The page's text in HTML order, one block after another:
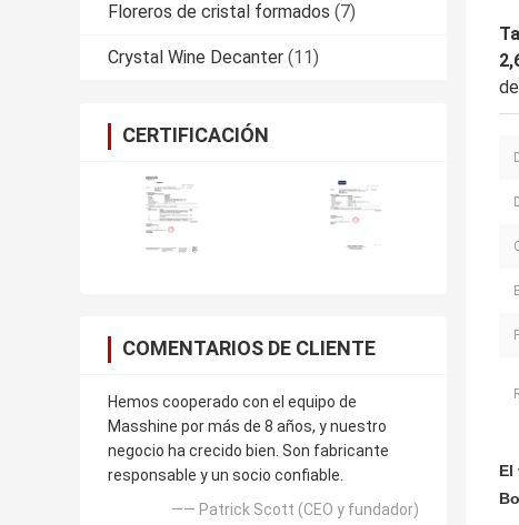
Floreros de cristal formados (7)
Crystal Wine Decanter (11)
CERTIFICACIÓN
COMENTARIOS DE CLIENTE
Hemos cooperado con el equipo de
Masshine por más de 8 años, y nuestro
negocio ha crecido bien. Son fabricante
responsable y un socio confiable.
—— Patrick Scott (CEO y fundador)
El